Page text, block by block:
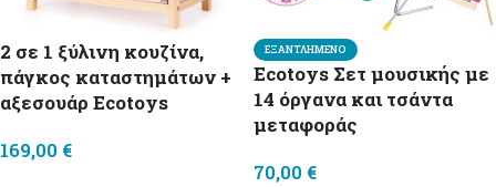
2 σε 1 ξύλινη κουζίνα,
πάγκος καταστημάτων +
αξεσουάρ Ecotoys
169,00 €
ΕΞΑΝΤΛΗΜΈΝΟ
Ecotoys Σετ μουσικής με
14 όργανα και τσάντα
μεταφοράς
70,00 €